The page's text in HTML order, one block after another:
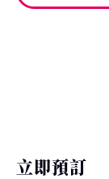
立即預訂